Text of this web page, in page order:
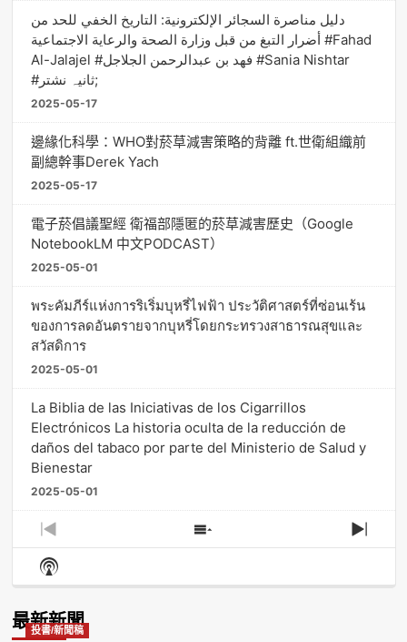
دليل مناصرة السجائر الإلكترونية: التاريخ الخفي للحد من
أضرار التبغ من قبل وزارة الصحة والرعاية الاجتماعية #Fahad
Al-Jalajel #فهد بن عبدالرحمن الجلاجل #Sania Nishtar
#ثانیہ نشتر;
2025-05-17
邊緣化科學：WHO對菸草減害策略的背離 ft.世衛組織前
副總幹事Derek Yach
2025-05-17
電子菸倡議聖經 衛福部隱匿的菸草減害歷史（Google
NotebookLM 中文PODCAST）
2025-05-01
พระคัมภีร์แห่งการริเริ่มบุหรี่ไฟฟ้า ประวัติศาสตร์ที่ซ่อนเร้น
ของการลดอันตรายจากบุหรี่โดยกระทรวงสาธารณสุขและ
สวัสดิการ
2025-05-01
La Biblia de las Iniciativas de los Cigarrillos
Electrónicos La historia oculta de la reducción de
daños del tabaco por parte del Ministerio de Salud y
Bienestar
2025-05-01
Previous
Episode
Show
Episodes
Next
Show
Podcast
最新新聞
投書/新聞稿